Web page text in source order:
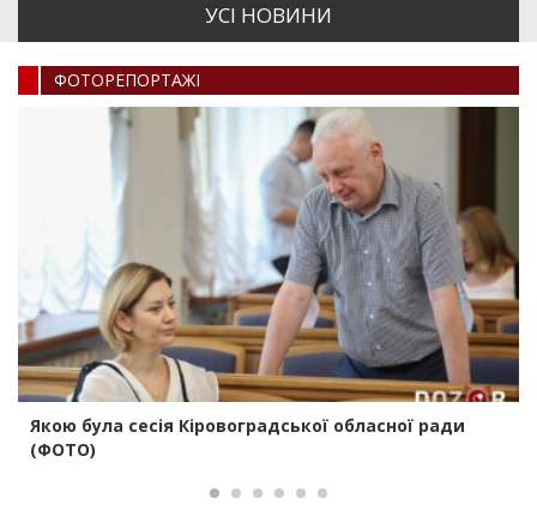
УСI НОВИНИ
ФОТОРЕПОРТАЖI
Якою була сесія Кіровоградської обласної ради
(ФОТО)